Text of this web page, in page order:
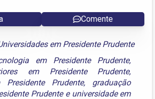
Comente
em Presidente Prudente
em Presidente Prudente,
em Presidente Prudente,
Prudente, graduação
Prudentee universidade em